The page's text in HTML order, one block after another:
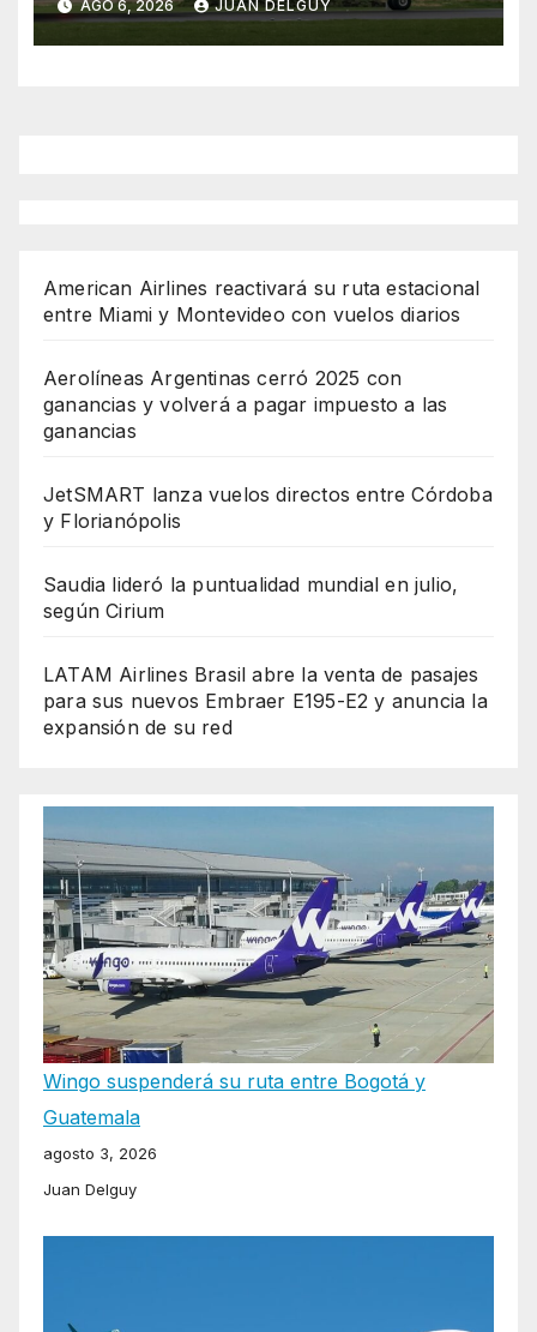
AGO 6, 2026 JUAN DELGUY
American Airlines reactivará su ruta estacional
entre Miami y Montevideo con vuelos diarios
Aerolíneas Argentinas cerró 2025 con
ganancias y volverá a pagar impuesto a las
ganancias
JetSMART lanza vuelos directos entre Córdoba
y Florianópolis
Saudia lideró la puntualidad mundial en julio,
según Cirium
LATAM Airlines Brasil abre la venta de pasajes
para sus nuevos Embraer E195-E2 y anuncia la
expansión de su red
Wingo suspenderá su ruta entre Bogotá y
Guatemala
agosto 3, 2026
Juan Delguy